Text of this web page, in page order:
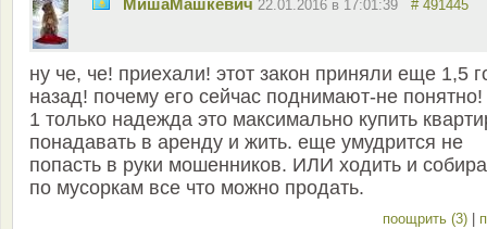
MишаМашкевич 22.01.2016 в 17:01:39 # 491445
ну че, че! приехали! этот закон приняли еще 1,5
назад! почему его сейчас поднимают-не понятно!
1 только надежда это максимально купить
понадавать в аренду и жить. еще умудрится не
попасть в руки мошенников. ИЛИ ходить и
по мусоркам все что можно продать.
поощрить (3)